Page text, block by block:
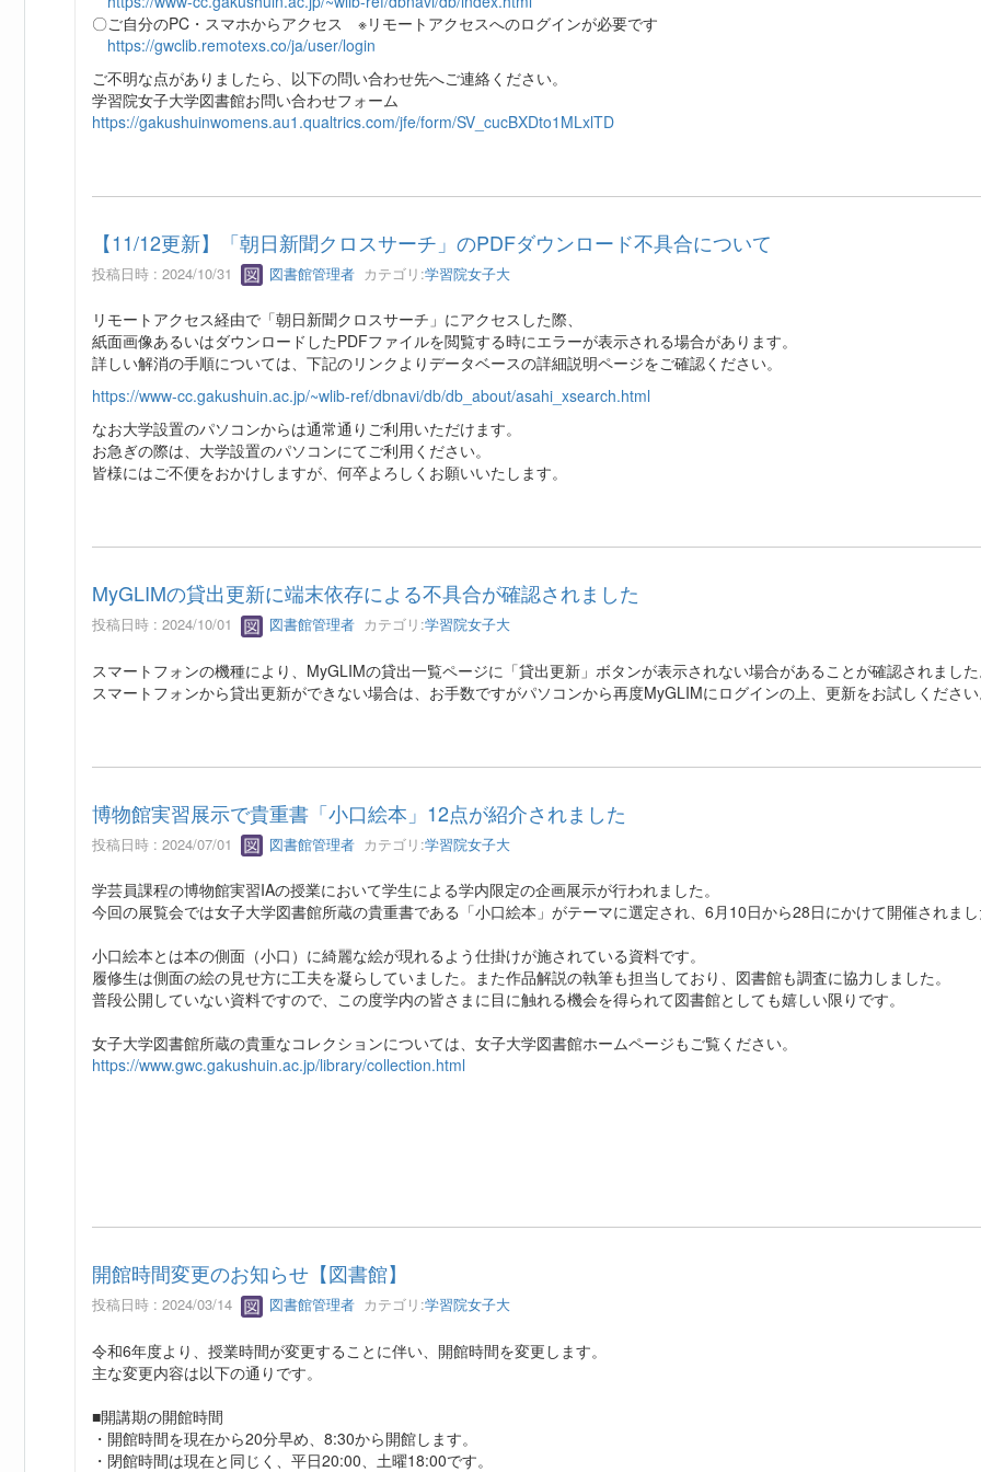
〇ご自分のPC・スマホからアクセス ※リモートアクセスへのログインが必要です
https://gwclib.remotexs.co/ja/user/login
ご不明な点がありましたら、以下の問い合わせ先へご連絡ください。
学習院女子大学図書館お問い合わせフォーム
https://gakushuinwomens.au1.qualtrics.com/jfe/form/SV_cucBXDto1MLxlTD
【11/12更新】「朝日新聞クロスサーチ」のPDFダウンロード不具合について
投稿日時 : 2024/10/31 図書館管理者 カテゴリ:学習院女子大
リモートアクセス経由で「朝日新聞クロスサーチ」にアクセスした際、
紙面画像あるいはダウンロードしたPDFファイルを閲覧する時にエラーが表示される場合があります。
詳しい解消の手順については、下記のリンクよりデータベースの詳細説明ページをご確認ください。
https://www-cc.gakushuin.ac.jp/~wlib-ref/dbnavi/db/db_about/asahi_xsearch.html
なお大学設置のパソコンからは通常通りご利用いただけます。
お急ぎの際は、大学設置のパソコンにてご利用ください。
皆様にはご不便をおかけしますが、何卒よろしくお願いいたします。
MyGLIMの貸出更新に端末依存による不具合が確認されました
投稿日時 : 2024/10/01 図書館管理者 カテゴリ:学習院女子大
スマートフォンの機種により、MyGLIMの貸出一覧ページに「貸出更新」ボタンが表示されない場合があることが確認されました
スマートフォンから貸出更新ができない場合は、お手数ですがパソコンから再度MyGLIMにログインの上、更新をお試しください
博物館実習展示で貴重書「小口絵本」12点が紹介されました
投稿日時 : 2024/07/01 図書館管理者 カテゴリ:学習院女子大
学芸員課程の博物館実習IAの授業において学生による学内限定の企画展示が行われました。
今回の展覧会では女子大学図書館所蔵の貴重書である「小口絵本」がテーマに選定され、6月10日から28日にかけて開催されまし
小口絵本とは本の側面（小口）に綺麗な絵が現れるよう仕掛けが施されている資料です。
履修生は側面の絵の見せ方に工夫を凝らしていました。また作品解説の執筆も担当しており、図書館も調査に協力しました。
普段公開していない資料ですので、この度学内の皆さまに目に触れる機会を得られて図書館としても嬉しい限りです。
女子大学図書館所蔵の貴重なコレクションについては、女子大学図書館ホームページもご覧ください。
https://www.gwc.gakushuin.ac.jp/library/collection.html
開館時間変更のお知らせ【図書館】
投稿日時 : 2024/03/14 図書館管理者 カテゴリ:学習院女子大
令和6年度より、授業時間が変更することに伴い、開館時間を変更します。
主な変更内容は以下の通りです。
■開講期の開館時間
・開館時間を現在から20分早め、8:30から開館します。
・閉館時間は現在と同じく、平日20:00、土曜18:00です。